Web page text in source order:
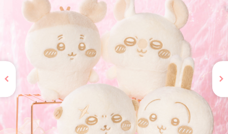
PRIZE 公式 X
PRIZE 公式 Instagram
CAPSULE TOY 公式 X
CAPSULE TOY 公式 Instagram